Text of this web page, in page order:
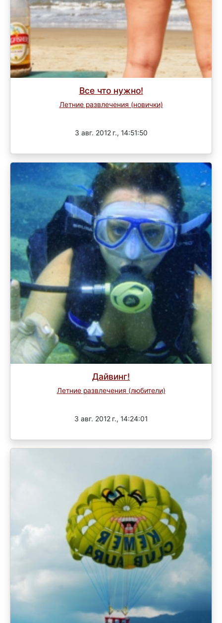
Все что нужно!
Летние развлечения (новички)
3 авг. 2012 г., 14:51:50
Дайвинг!
Летние развлечения (любители)
3 авг. 2012 г., 14:24:01